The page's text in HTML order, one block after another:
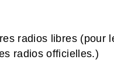
radios libres (pour
radios officielles.)